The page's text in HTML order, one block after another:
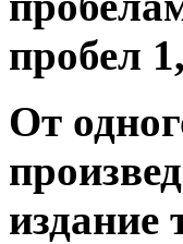
пробел
От
издание